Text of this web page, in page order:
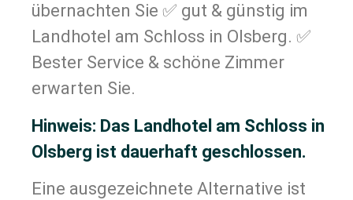
übernachten Sie ✅ gut & günstig im
Landhotel am Schloss in Olsberg. ✅
Bester Service & schöne Zimmer
erwarten Sie.
Hinweis: Das Landhotel am Schloss in
Olsberg ist dauerhaft geschlossen.
Eine ausgezeichnete Alternative ist